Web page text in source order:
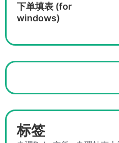
下单填表 (for
windows)
标签